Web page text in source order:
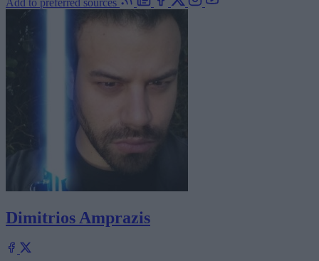
Add to preferred sources
Dimitrios Amprazis